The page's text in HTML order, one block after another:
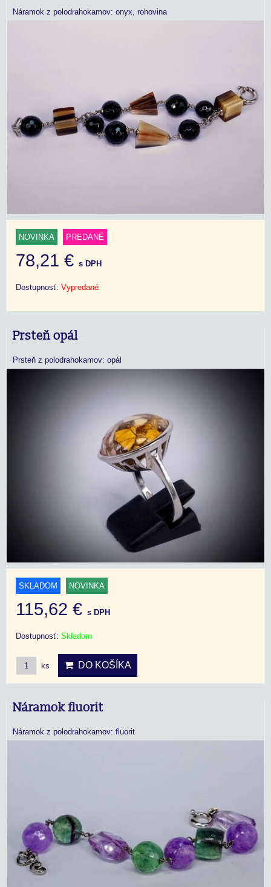
Náramok z polodrahokamov: onyx, rohovina
NOVINKA PREDANÉ
78,21 € s DPH
Dostupnosť: Vypredané
Prsteň opál
Prsteň z polodrahokamov: opál
SKLADOM NOVINKA
115,62 € s DPH
Dostupnosť: Skladom
ks DO KOŠÍKA
Náramok fluorit
Náramok z polodrahokamov: fluorit